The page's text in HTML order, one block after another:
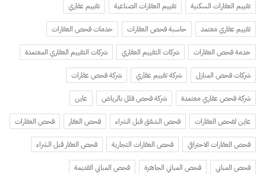
تقييم العقارات السكنية تقييم العقارات الصناعية تقييم عقاري
تقييم عقاري معتمد حاسبة فحص العقارات خدمات فحص العقارات
خدمة فحص العقارات شركات التقييم العقاري شركات التقييم العقاري المعتمدة
شركات فحص المنازل شركة تقييم عقاري شركة فحص عقارات
شركة فحص عقاري معتمدة شركة فحص فلل بالرياض عاين
عاين لفحص العقارات فحص الشقق قبل الشراء فحص العقار فحص العقارات
فحص العقارات الاحترافي فحص العقارات التجارية فحص العقار قبل الشراء
فحص المباني فحص المباني الجاهزة فحص المباني القديمة